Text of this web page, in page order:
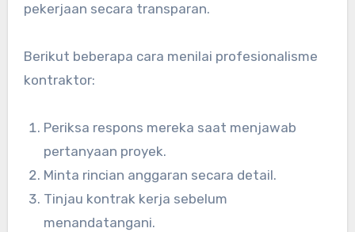
pekerjaan secara transparan.
Berikut beberapa cara menilai profesionalisme
kontraktor:
Periksa respons mereka saat menjawab
pertanyaan proyek.
Minta rincian anggaran secara detail.
Tinjau kontrak kerja sebelum
menandatangani.